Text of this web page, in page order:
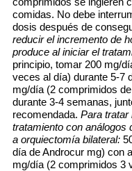
comidas. No debe
dosis después de
reducir el incremento de
produce al iniciar el
principio, tomar 200 mg/
veces al día) durante 5-7
mg/día (2 comprimidos
durante 3-4 semanas,
recomendada. Para tratar
tratamiento con análogos
a orquiectomía bilateral:
día de Androcur mg) con
mg/día (2 comprimidos 3